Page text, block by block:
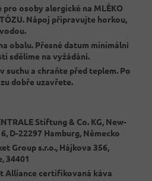
pro osoby alergické na MLÉKO
Nápoj připravujte horkou,
obalu. Přesné datum minimální
sdělíme na vyžádání.
suchu a chraňte před teplem. Po
dobře uzavřete.
Stiftung & Co. KG, New-
D-22297 Hamburg, Německo
Group s.r.o., Hájkova 356,
34401
Alliance certifikovaná káva